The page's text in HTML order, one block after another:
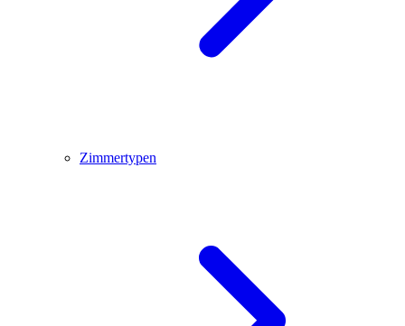
Zimmertypen